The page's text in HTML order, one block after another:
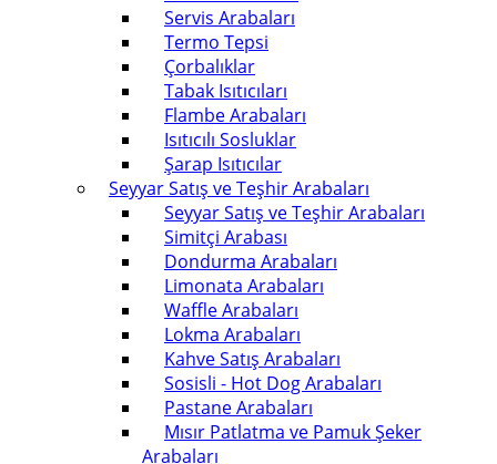
Servis Arabaları
Termo Tepsi
Çorbalıklar
Tabak Isıtıcıları
Flambe Arabaları
Isıtıcılı Sosluklar
Şarap Isıtıcılar
Seyyar Satış ve Teşhir Arabaları
Seyyar Satış ve Teşhir Arabaları
Simitçi Arabası
Dondurma Arabaları
Limonata Arabaları
Waffle Arabaları
Lokma Arabaları
Kahve Satış Arabaları
Sosisli - Hot Dog Arabaları
Pastane Arabaları
Mısır Patlatma ve Pamuk Şeker
Arabaları